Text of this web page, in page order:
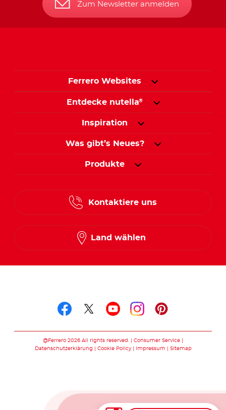
Zum Newsletter anmelden
Ferrero Websites
Entdecke nutella®
Inspiration
Was gibt’s Neues?
Produkte
Kontaktiere uns
Land wählen
@Ferrero 2026 All rights reserved.
Consumer Service
Datenschutzerklärung
Cookie Policy Impressum Sitemap